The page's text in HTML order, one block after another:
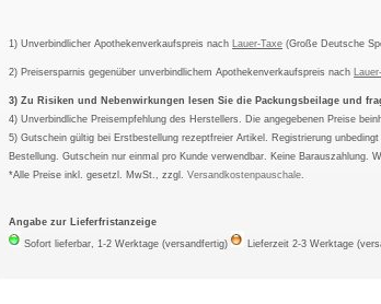
1) Unverbindlicher Apothekenverkaufspreis nach Lauer-Taxe (Große Deutsche
2) Preisersparnis gegenüber unverbindlichem Apothekenverkaufspreis nach
3) Zu Risiken und Nebenwirkungen lesen Sie die Packungsbeilage und
4) Unverbindliche Preisempfehlung des Herstellers. Die angegebenen Preise
5) Gutschein gültig bei Erstbestellung rezeptfreier Artikel. Registrierung
Bestellung. Gutschein nur einmal pro Kunde verwendbar. Keine
*Alle Preise inkl. gesetzl. MwSt., zzgl.Versandkostenpauschale.
Angabe zur Lieferfristanzeige
Sofort lieferbar, 1-2 Werktage (versandfertig)
Lieferzeit 2-3 Werktage